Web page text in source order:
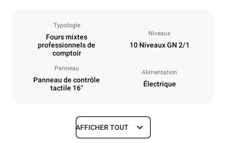
Typologie
Fours mixtes
professionnels de
comptoir
Niveaux
10 Niveaux GN 2/1
Panneau
Panneau de contrôle
tactile 16"
Alimentation
Électrique
Dimensions
AFFICHER TOUT